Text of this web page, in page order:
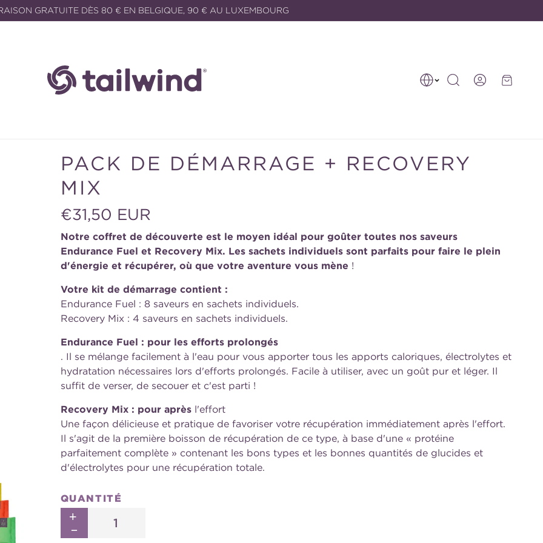
GRATUITE DÈS 80 € EN BELGIQUE, 90 € AU LUXEMBOURG
ConnexionPanier
PACK DE DÉMARRAGE + RECOVERY
MIX
Prix
habituel
€31,50 EUR
Notre coffret de découverte est le moyen idéal pour goûter toutes nos saveurs
Endurance Fuel et Recovery Mix. Les sachets individuels sont parfaits pour faire le plein
d'énergie et récupérer, où que votre aventure vous mène !
Votre kit de démarrage contient :
Endurance Fuel : 8 saveurs en sachets individuels.
Recovery Mix : 4 saveurs en sachets individuels.
Endurance Fuel : pour les efforts prolongés
. Il se mélange facilement à l'eau pour vous apporter tous les apports caloriques, électrolytes et
hydratation nécessaires lors d'efforts prolongés. Facile à utiliser, avec un goût pur et léger. Il
suffit de verser, de secouer et c'est parti !
Recovery Mix : pour aprèsl'effort
Une façon délicieuse et pratique de favoriser votre récupération immédiatement après l'effort.
Il s'agit de la première boisson de récupération de ce type, à base d'une « protéine
parfaitement complète » contenant les bons types et les bonnes quantités de glucides et
d'électrolytes pour une récupération totale.
QUANTITÉ
Augmenter
la
+
Réduire
–